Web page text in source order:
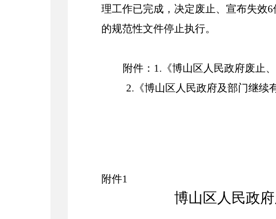
理工作已完成，决定废止、宣布失效6
的规范性文件停止执行。
附件： 1.《博山区人民政府废止
2.《博山区人民政府及部门继续有
附件1
博山区人民政